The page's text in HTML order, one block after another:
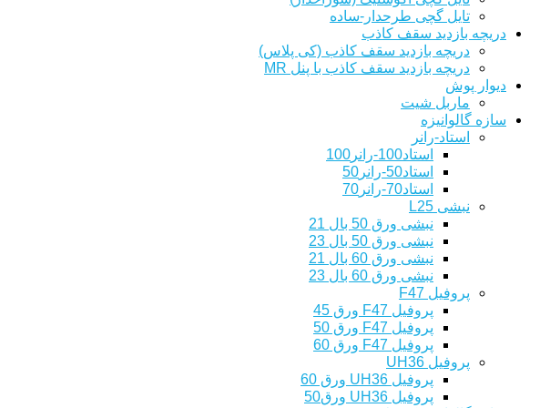
تایل گچی طرحدار-ساده
دریچه بازدید سقف کاذب
دریچه بازدید سقف کاذب (کی پلاس)
دریچه بازدید سقف کاذب با پنل MR
دیوار پوش
ماربل شیت
سازه گالوانیزه
استاد-رانر
استاد100-رانر100
استاد50-رانر50
استاد70-رانر70
نبشی L25
نبشی ورق 50 بال 21
نبشی ورق 50 بال 23
نبشی ورق 60 بال 21
نبشی ورق 60 بال 23
پروفیل F47
پروفیل F47 ورق 45
پروفیل F47 ورق 50
پروفیل F47 ورق 60
پروفیل UH36
پروفیل UH36 ورق 60
پروفیل UH36 ورق50